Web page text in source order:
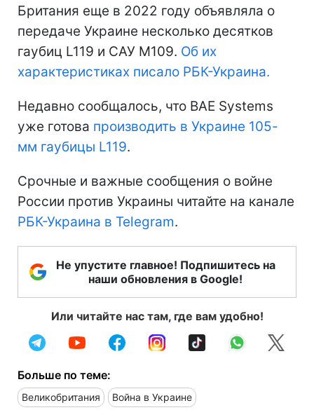
Британия еще в 2022 году объявляла о
передаче Украине несколько десятков
гаубиц L119 и САУ M109. Об их
характеристиках писало РБК-Украина.
Недавно сообщалось, что BAE Systems
уже готова производить в Украине 105-
мм гаубицы L119.
Срочные и важные сообщения о войне
России против Украины читайте на канале
РБК-Украина в Telegram.
Не упустите главное! Подпишитесь на
наши обновления в Google!
Или читайте нас там, где вам удобно!
Больше по теме:
Великобритания Война в Украине